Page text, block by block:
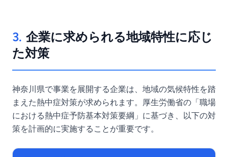
3. 企業に求められる地域特性に応じ
た対策
神奈川県で事業を展開する企業は、地域の気候特性を踏
まえた熱中症対策が求められます。厚生労働省の「職場
における熱中症予防基本対策要綱」に基づき、以下の対
策を計画的に実施することが重要です。